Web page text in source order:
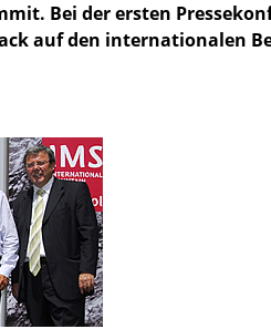
Bei der ersten
auf den internationalen